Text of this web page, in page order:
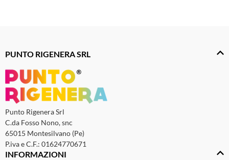
PUNTO RIGENERA SRL
Punto Rigenera Srl
C.da Fosso Nono, snc
65015 Montesilvano (Pe)
P.iva e C.F.: 01624770671
INFORMAZIONI